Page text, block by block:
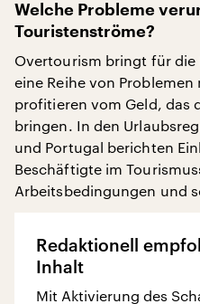
Welche Probleme
Touristenströme?
Overtourism bringt für
eine Reihe von
profitieren vom Geld, das
bringen. In den
und Portugal berichten
Beschäftigte im
Arbeitsbedingungen und
Redaktionell
Inhalt
Mit Aktivierung des